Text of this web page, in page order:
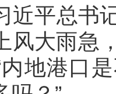
近平总书
风大雨急
地港口